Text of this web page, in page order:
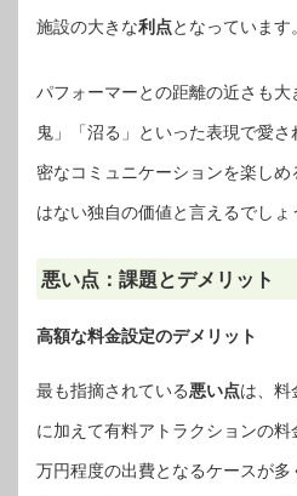
施設の大きな利点となっています。
パフォーマーとの距離の近さも
鬼」「沼る」といった表現で愛
密なコミュニケーションを楽し
はない独自の価値と言えるでしょ
悪い点：課題とデメリット
高額な料金設定のデメリット
最も指摘されている悪い点は、料
に加えて有料アトラクションの
万円程度の出費となるケースが